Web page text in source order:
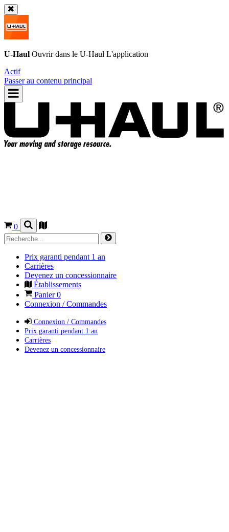
U-Haul Ouvrir dans le U-Haul L'application
Actif
Passer au contenu principal
0
Prix garanti pendant 1 an
Carrières
Devenez un concessionnaire
Établissements
Panier0
Connexion / Commandes
Connexion / Commandes
Prix garanti pendant 1 an
Carrières
Devenez un concessionnaire